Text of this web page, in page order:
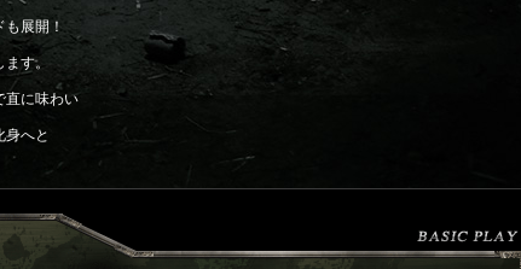
も展開！
す。
直に味わい
身へと